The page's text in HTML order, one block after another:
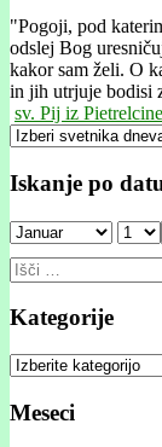
"Pogoji, pod
odslej Bog
kakor sam želi. O
in jih utrjuje bodisi
sv. Pij iz Pietrelcine
Iskanje po
Išči:
Kategorije
Kategorije
Meseci